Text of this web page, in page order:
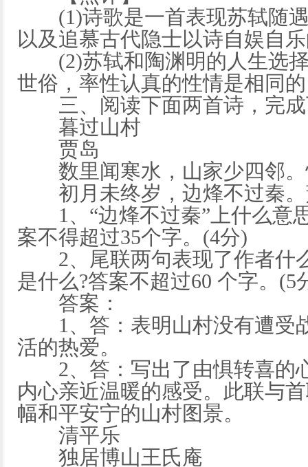
(1)诗歌是一首表现苏轼随遇
以及追慕古代隐士以诗自娱自
(2)苏轼和陶渊明的人生选择
世俗，率性认真的性情是相同
三、阅读下面两首诗，完成
暮过山村
贾岛
数里闻寒水，山家少四邻。
初月未终岁，边烽不过秦。
1、“边烽不过秦”上什么意
案不得超过35个字。(4分)
2、尾联两句表现了作者什
是什么?答案不超过60 个字。(5
答案：
1、答：表明山村没有遭受
活的热爱。
2、答：写出了由惧转喜的
内心亲近温暖的感受。此联与
幅和平安宁的山村图景。
清平乐
独居博山王氏庵